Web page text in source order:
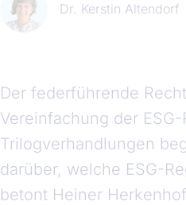
Dr. Kerstin Altendorf
Der federführende
Vereinfachung der
Trilogverhandlungen
darüber, welche ESG-
betont Heiner